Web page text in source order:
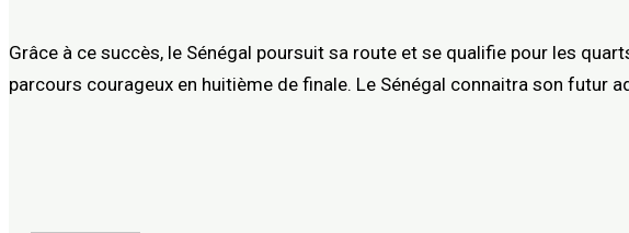
Grâce à ce succès, le Sénégal poursuit sa route et se qualifie pour les
parcours courageux en huitième de finale. Le Sénégal connaitra son futur